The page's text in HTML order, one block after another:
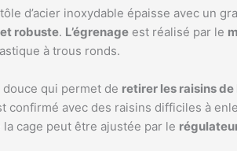
d’acier inoxydable épaisse avec un
robuste. L’égrenageest réalisé par le
à trous ronds.
qui permet de retirer les raisins de
confirmé avec des raisins difficiles à
cage peut être ajustée par le